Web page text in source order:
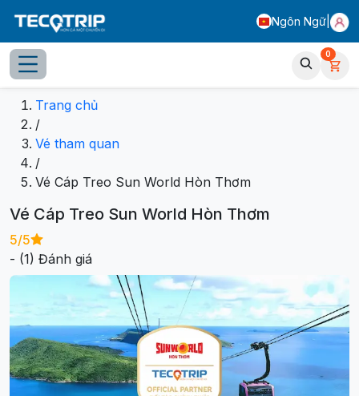
Ngôn Ngữ
0
Thông tin dịch vụ Lịch vận hành Bản đồ KDL Sun
Trang chủ
/
Vé tham quan
/
Vé Cáp Treo Sun World Hòn Thơm
Vé Cáp Treo Sun World Hòn Thơm
5/5
- (1) Đánh giá